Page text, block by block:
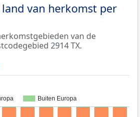
van herkomst per
van de
2914 TX.
Buiten Europa